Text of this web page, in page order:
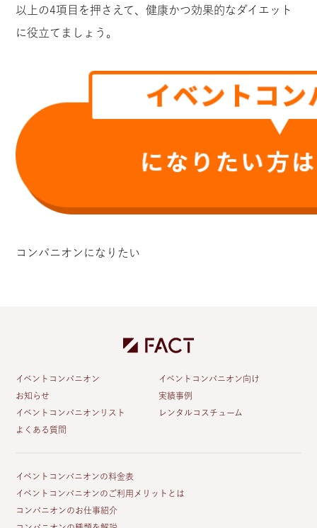
以上の4項目を押さえて、健康かつ効果的なダイエット
に役立てましょう。
コンパニオンになりたい
イベントコンパニオン
イベントコンパニオン向け
お知らせ
実績事例
イベントコンパニオンリスト
レンタルコスチューム
よくある質問
イベントコンパニオンの料金表
イベントコンパニオンのご利用メリットとは
コンパニオンのお仕事紹介